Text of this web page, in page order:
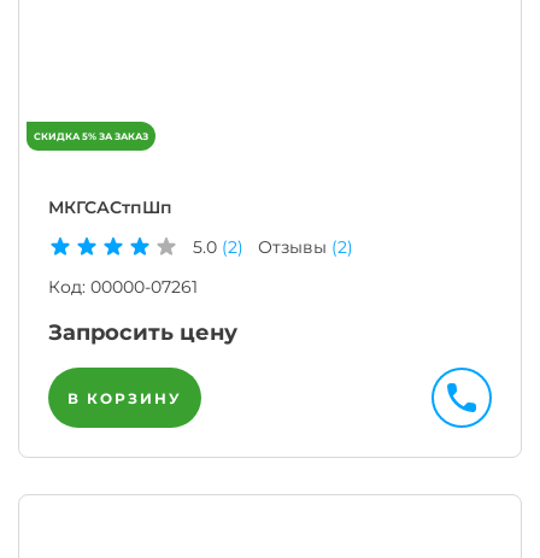
МКГСАСтпШп
5.0 (2) Отзывы (2)
Код: 00000-07261
Запросить цену
В КОРЗИНУ